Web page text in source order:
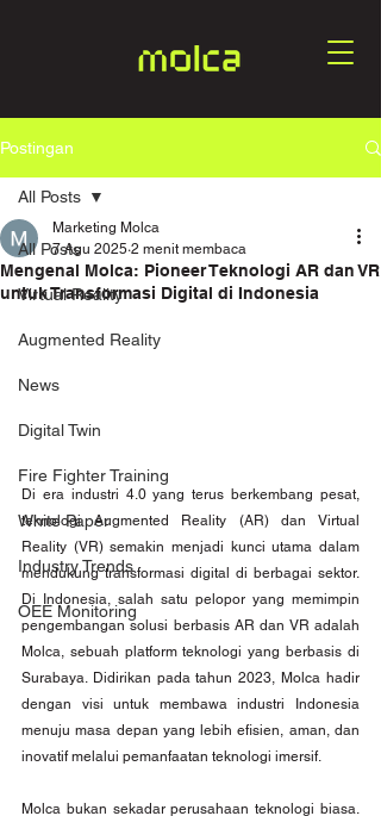
Postingan
All Posts
Virtual Reality
Augmented Reality
News
Digital Twin
Fire Fighter Training
White Paper
Industry Trends
OEE Monitoring
All Posts
Mengenal Molca: Pioneer Teknologi AR dan VR
untuk Transformasi Digital di Indonesia
Marketing Molca
7 Agu 2025 2 menit membaca
Di era industri 4.0 yang terus berkembang pesat,
teknologi Augmented Reality (AR) dan Virtual
Reality (VR) semakin menjadi kunci utama dalam
mendukung transformasi digital di berbagai sektor.
Di Indonesia, salah satu pelopor yang memimpin
pengembangan solusi berbasis AR dan VR adalah
Molca, sebuah platform teknologi yang berbasis di
Surabaya. Didirikan pada tahun 2023, Molca hadir
dengan visi untuk membawa industri Indonesia
menuju masa depan yang lebih efisien, aman, dan
inovatif melalui pemanfaatan teknologi imersif.
Molca bukan sekadar perusahaan teknologi biasa.